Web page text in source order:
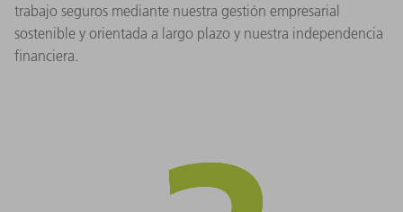
trabajo seguros mediante nuestra gestión empresarial
sostenible y orientada a largo plazo y nuestra independencia
financiera.